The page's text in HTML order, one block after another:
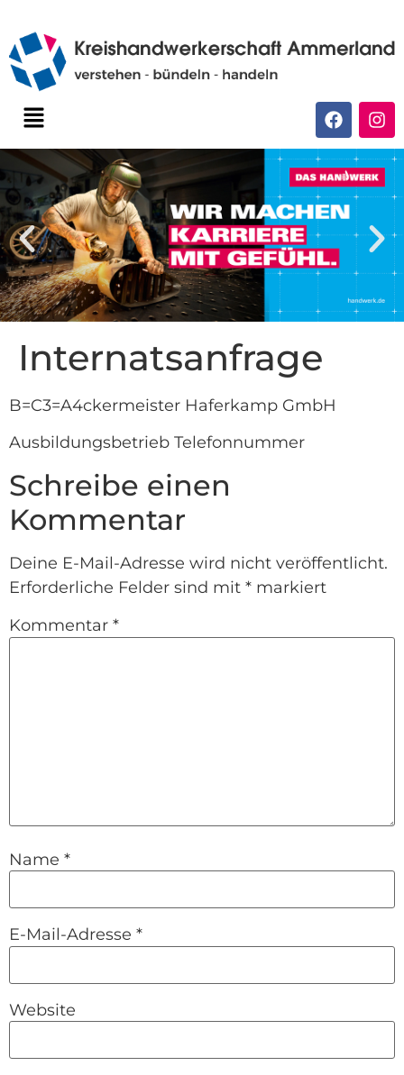
Internatsanfrage
B=C3=A4ckermeister Haferkamp GmbH
Ausbildungsbetrieb Telefonnummer
Schreibe einen
Kommentar
Deine E-Mail-Adresse wird nicht veröffentlicht.
Erforderliche Felder sind mit * markiert
Kommentar *
Name *
E-Mail-Adresse *
Website